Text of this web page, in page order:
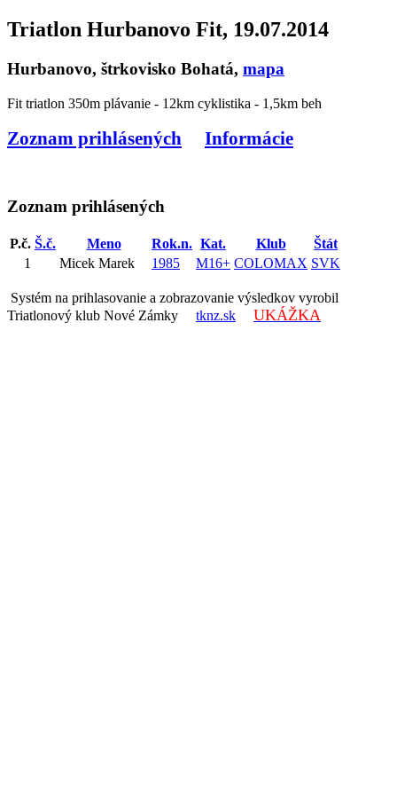
Triatlon Hurbanovo Fit, 19.07.2014
Hurbanovo, štrkovisko Bohatá, mapa
Fit triatlon 350m plávanie - 12km cyklistika - 1,5km beh
Zoznam prihlásených Informácie
Zoznam prihlásených
P.č. Š.č. Meno Rok.n. Kat. Klub
Štát
1
Micek Marek 1985 M16+ COLOMAX SVK
Systém na prihlasovanie a zobrazovanie výsledkov vyrobil
Triatlonový klub Nové Zámky tknz.sk UKÁŽKA